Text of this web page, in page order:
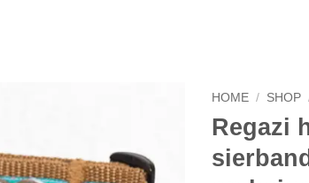
aan
verlanglijst
HOME / SHOP
Regazi